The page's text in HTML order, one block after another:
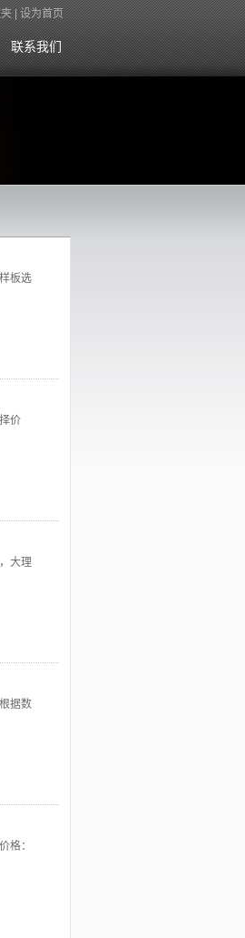
|设为首页
联系我们
板选
价
大理
据数
格：